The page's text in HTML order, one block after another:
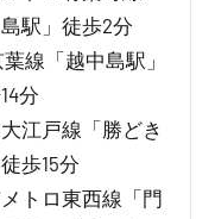
島駅」徒歩2分
線「越中島駅」
分
江戸線「勝どき
歩15分
トロ東西線「門